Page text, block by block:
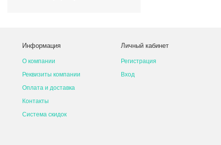
Информация
О компании
Реквизиты компании
Оплата и доставка
Контакты
Система скидок
Личный кабинет
Регистрация
Вход